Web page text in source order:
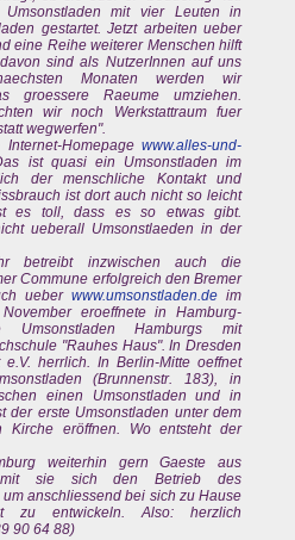
mit vier Leuten in
gestartet. Jetzt arbeiten ueber
eine Reihe weiterer Menschen hilft
sind als NutzerInnen auf uns
Monaten werden wir
groessere Raeume umziehen.
wir noch Werkstattraum fuer
wegwerfen".
Homepagewww.alles-und-
ist quasi ein Umsonstladen im
der menschliche Kontakt und
ist dort auch nicht so leicht
es toll, dass es so etwas gibt.
ueberall Umsonstlaeden in der
betreibt inzwischen auch die
Commune erfolgreich den Bremer
ueberwww.umsonstladen.de im
eroeffnete in Hamburg-
Umsonstladen Hamburgs mit
"Rauhes Haus". In Dresden
herrlich. In Berlin-Mitte oeffnet
(Brunnenstr. 183), in
einen Umsonstladen und in
der erste Umsonstladen unter dem
Kirche eröffnen. Wo entsteht der
weiterhin gern Gaeste aus
sie sich den Betrieb des
anschliessend bei sich zu Hause
zu entwickeln. Also: herzlich
90 64 88)